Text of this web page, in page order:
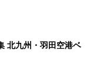
北九州・羽田空港ベ